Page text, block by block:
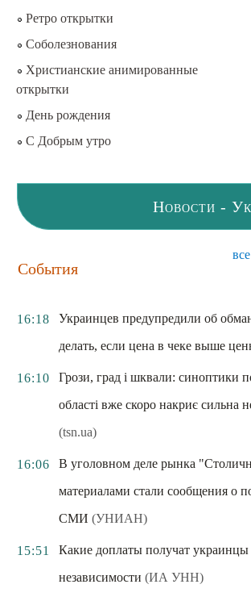
Ретро открытки
Соболезнования
Христианские анимированные
открытки
День рождения
С Добрым утро
Новости -
События
16:18
Украинцев предупредили об
делать, если цена в чеке выше
16:10
Грози, град і шквали: синоптики
області вже скоро накриє сильна
(tsn.ua)
16:06
В уголовном деле рынка
материалами стали сообщения о
СМИ (УНИАН)
15:51
Какие доплаты получат
независимости (ИА УНН)